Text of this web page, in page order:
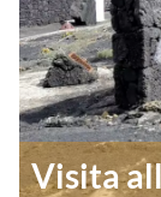
Visita